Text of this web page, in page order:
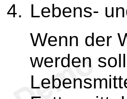
Lebens-
Wenn der
werden